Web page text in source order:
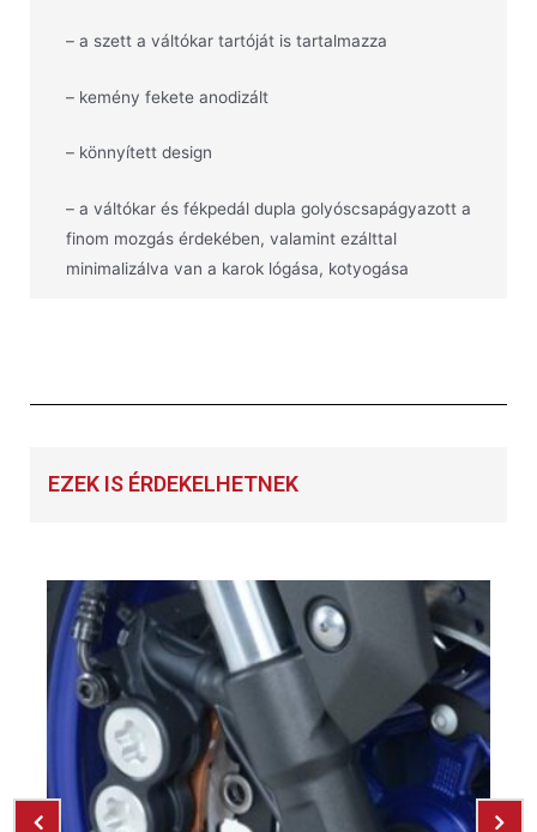
– a szett a váltókar tartóját is tartalmazza
– kemény fekete anodizált
– könnyített design
– a váltókar és fékpedál dupla golyóscsapágyazott a
finom mozgás érdekében, valamint ezálttal
minimalizálva van a karok lógása, kotyogása
EZEK IS ÉRDEKELHETNEK